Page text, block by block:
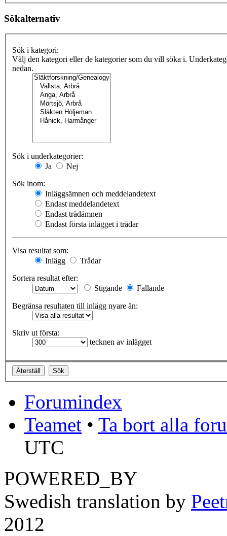
Sökalternativ
Sök i kategori:
Välj den kategori eller de kategorier som du vill söka i.
nedan.
Sök i underkategorier:
Ja
Nej
Sök inom:
Inläggsämnen och meddelandetext
Endast meddelandetext
Endast trådämnen
Endast första inlägget i trådar
Visa resultat som:
Inlägg
Trådar
Sortera resultat efter:
Stigande
Fallande
Begränsa resultaten till inlägg nyare än:
Skriv ut första:
tecknen av inlägget
Forumindex
Teamet • Ta bort alla
UTC
POWERED_BY
Swedish translation by
2012